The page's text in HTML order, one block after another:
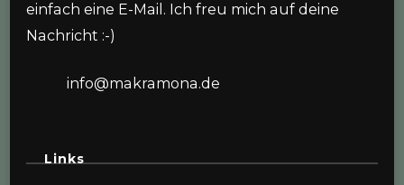
einfach eine E-Mail. Ich freu mich auf deine
Nachricht :-)
info@makramona.de
Links